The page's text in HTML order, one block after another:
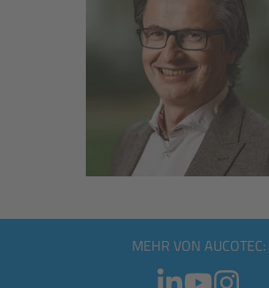
MEHR VON AUCOTEC: